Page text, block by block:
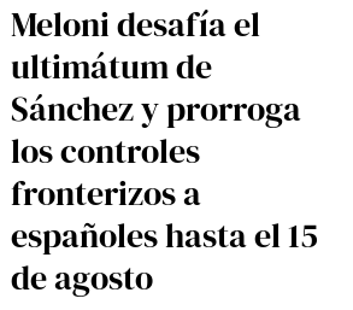
Meloni desafía el
ultimátum de
Sánchez y prorroga
los controles
fronterizos a
españoles hasta el 15
de agosto